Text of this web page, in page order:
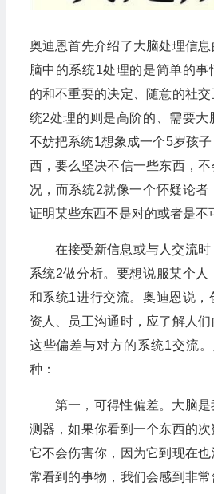
奥迪恩首先介绍了大脑处理信
脑中的系统1处理的是简单的事
的和不重要的决定、随意的社
统2处理的则是高阶的、需要大
不妨把系统1想象成一个5岁孩
西，要么坚决不信一些东西，
况，而系统2就像一个怀疑论者
证明某些东西不是对的或者是不
在接受新信息或与人交流
系统2做分析。要想说服某个
和系统1进行交流。奥迪恩说，
资人、员工沟通时，应了解人
这些偏差与对方的系统1交流
种：
第一，可得性偏差。大脑
测器，如果你看到一个东西的
它不会伤害你，因为它到现在
常看到的事物，我们会感到非